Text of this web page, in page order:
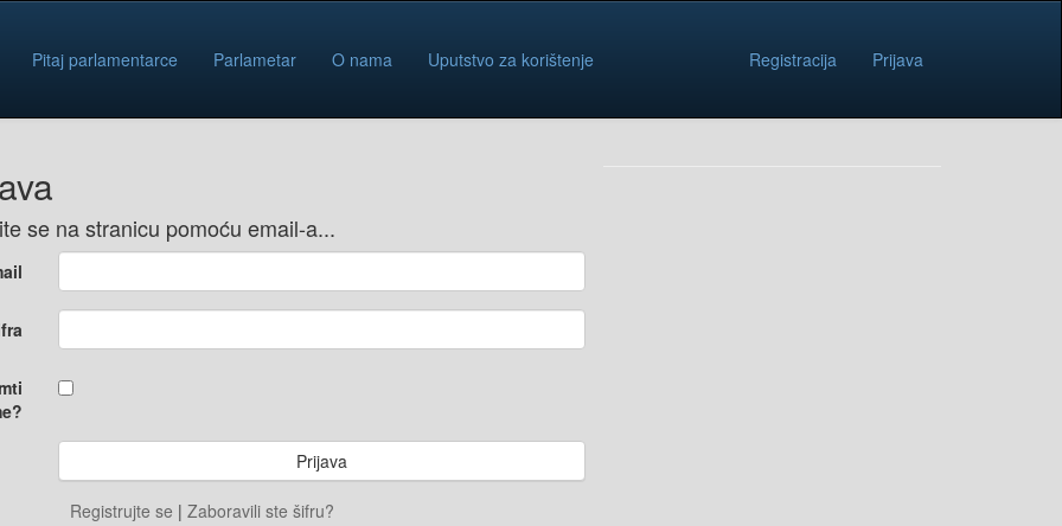
Pitaj parlamentarce Parlametar O nama Uputstvo za korištenje Registracija Prijava
se na stranicu pomoću email-a...
Registrujte se | Zaboravili ste šifru?